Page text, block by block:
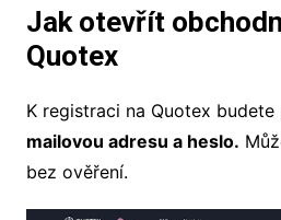
Jak otevřít
Quotex
K registraci na Quotex
mailovou adresu a heslo.
bez ověření.